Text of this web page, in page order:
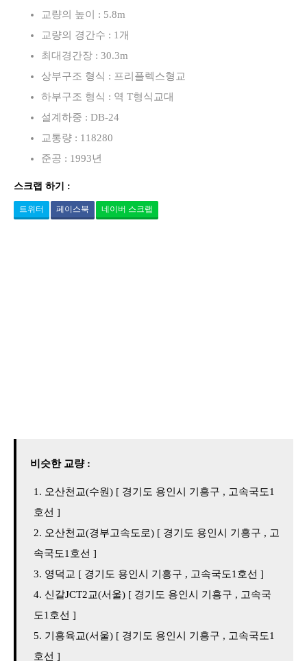
교량의 높이 : 5.8m
교량의 경간수 : 1개
최대경간장 : 30.3m
상부구조 형식 : 프리플렉스형교
하부구조 형식 : 역 T형식교대
설계하중 : DB-24
교통량 : 118280
준공 : 1993년
스크랩 하기 :
트위터 페이스북 네이버 스크랩
비슷한 교량 :
오산천교(수원) [ 경기도 용인시 기흥구 , 고속국도1
호선 ]
오산천교(경부고속도로) [ 경기도 용인시 기흥구 , 고
속국도1호선 ]
영덕교 [ 경기도 용인시 기흥구 , 고속국도1호선 ]
신갈JCT2교(서울) [ 경기도 용인시 기흥구 , 고속국
도1호선 ]
기흥육교(서울) [ 경기도 용인시 기흥구 , 고속국도1
호선 ]